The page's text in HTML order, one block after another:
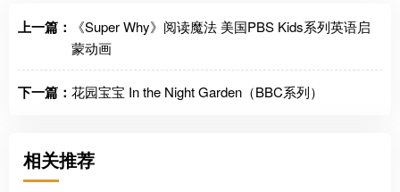
上一篇：
《Super Why》阅读魔法 美国PBS Kids系列英语启
蒙动画
下一篇： 花园宝宝 In the Night Garden（BBC系列）
相关推荐